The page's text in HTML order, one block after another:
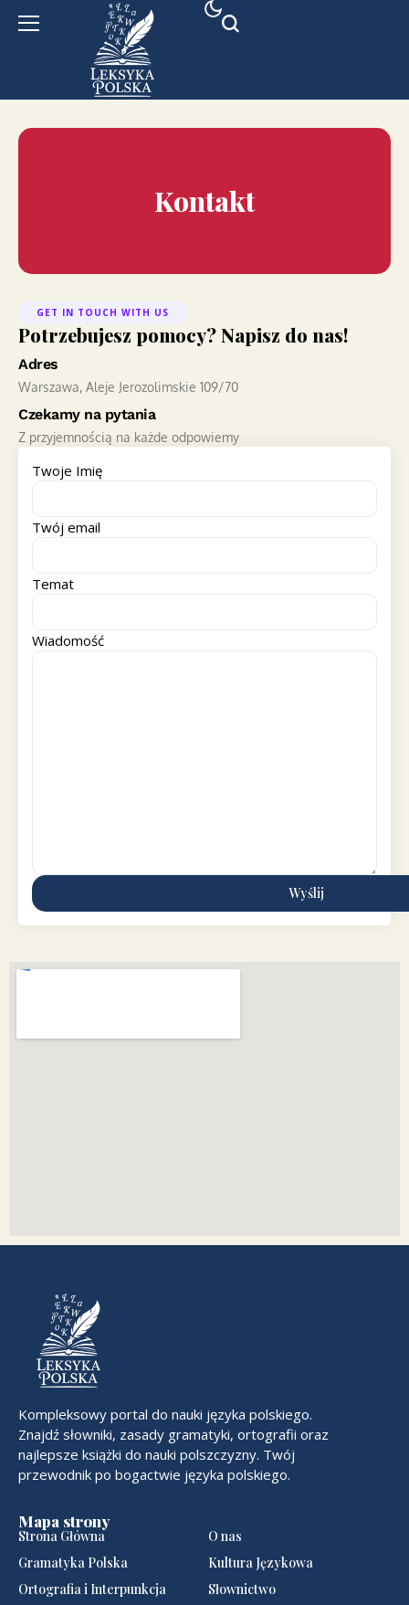
Kontakt
GET IN TOUCH WITH US
Potrzebujesz pomocy? Napisz do nas!
Adres
Warszawa, Aleje Jerozolimskie 109/70
Czekamy na pytania
Z przyjemnością na każde odpowiemy
Twoje Imię
Twój email
Temat
Wiadomość
Kompleksowy portal do nauki języka polskiego.
Znajdź słowniki, zasady gramatyki, ortografii oraz
najlepsze książki do nauki polszczyzny. Twój
przewodnik po bogactwie języka polskiego.
Mapa strony
Strona Główna
O nas
Gramatyka Polska
Kultura Językowa
Ortografia i Interpunkcja
Słownictwo